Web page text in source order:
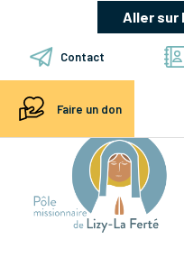
Aller sur
Contact
Faire un don